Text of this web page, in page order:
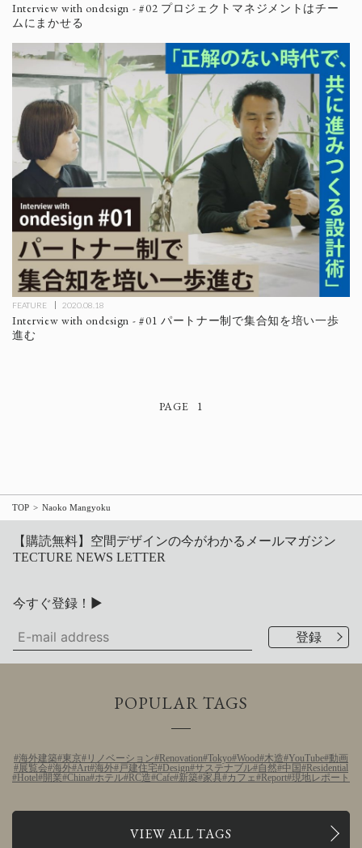
Interview with ondesign - #02 プロジェクトマネジメントはチー
ムにまかせる
FEATURE 2020.08.18
Interview with ondesign - #01 パートナー制で集合知を培い一歩
進む
1
TOP Naoko Mangyoku
【購読無料】空間デザインの今がわかるメールマガジン
TECTURE NEWS LETTER
今すぐ登録！▶
POPULAR TAGS
海外建築 東京 リノベーション Renovation Tokyo Wood 木造 YouTube 動画
展覧会 海外 Art 海外 戸建住宅 Design サステナブル 自然 中国 Residential
Hotel 開業 China ホテル RC造 Cafe 新築 家具 カフェ Report 現地レポート
VIEW ALL TAGS